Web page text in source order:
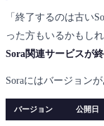
「終了するのは古い
った方もいるかもし
Sora関連サービスが
Soraにはバージョンが
バージョン 公開日